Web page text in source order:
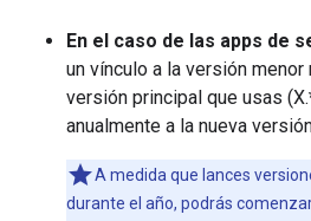
En el caso de las apps de
un vínculo a la versión
versión principal que usas
anualmente a la nueva
A medida que lances
durante el año, podrás